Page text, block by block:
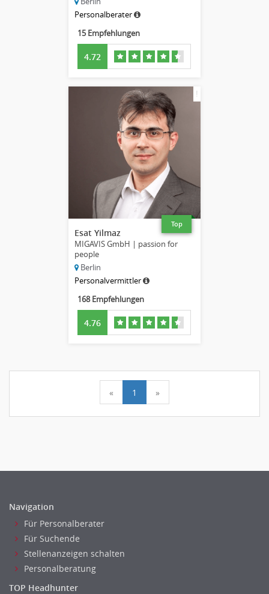
Personalberater
15 Empfehlungen
4.72
!
Top
Esat Yilmaz
MIGAVIS GmbH | passion for
people
Berlin
Personalvermittler
168 Empfehlungen
4.76
« 1 »
Navigation
Für Personalberater
Für Suchende
Stellenanzeigen schalten
Personalberatung
TOP Headhunter